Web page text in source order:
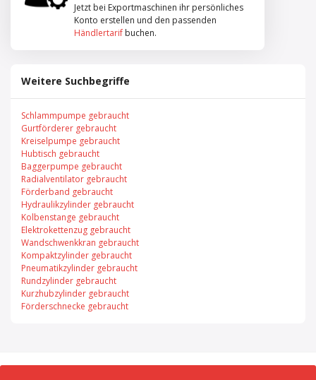
Jetzt bei Exportmaschinen ihr persönliches
Konto erstellen und den passenden
Händlertarif buchen.
Weitere Suchbegriffe
Schlammpumpe gebraucht
Gurtförderer gebraucht
Kreiselpumpe gebraucht
Hubtisch gebraucht
Baggerpumpe gebraucht
Radialventilator gebraucht
Förderband gebraucht
Hydraulikzylinder gebraucht
Kolbenstange gebraucht
Elektrokettenzug gebraucht
Wandschwenkkran gebraucht
Kompaktzylinder gebraucht
Pneumatikzylinder gebraucht
Rundzylinder gebraucht
Kurzhubzylinder gebraucht
Förderschnecke gebraucht